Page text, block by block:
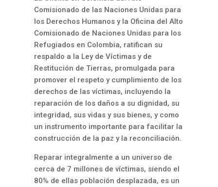
Comisionado de las Naciones Unidas para
los Derechos Humanos y la Oficina del Alto
Comisionado de Naciones Unidas para los
Refugiados en Colombia, ratifican su
respaldo a la Ley de Víctimas y de
Restitución de Tierras, promulgada para
promover el respeto y cumplimiento de los
derechos de las víctimas, incluyendo la
reparación de los daños a su dignidad, su
integridad, sus vidas y sus bienes, y como
un instrumento importante para facilitar la
construcción de la paz y la reconciliación.
Reparar integralmente a un universo de
cerca de 7 millones de víctimas, siendo el
80% de ellas población desplazada, es un